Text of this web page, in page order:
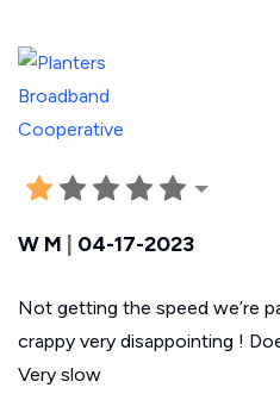
W M 04-17-2023
Not getting the speed we’re
crappy very disappointing !
Very slow